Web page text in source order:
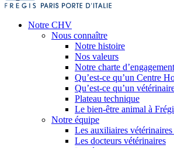
Notre CHV
Nous connaître
Notre histoire
Nos valeurs
Notre charte d’engagement
Qu’est-ce qu’un Centre
Qu’est-ce qu’un
Plateau technique
Le bien-être animal à
Notre équipe
Les auxiliaires vétérinaires
Les docteurs vétérinaires